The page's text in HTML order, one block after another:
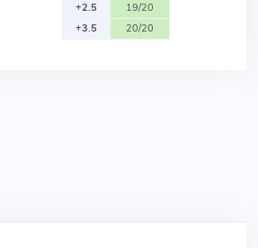
+2.5
19/20
+3.5
20/20